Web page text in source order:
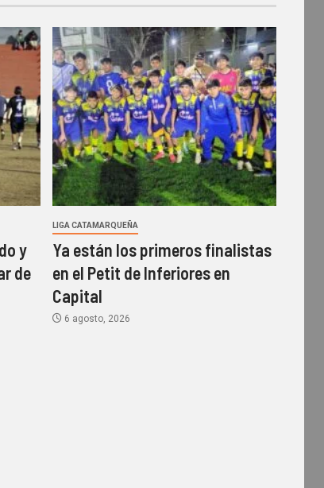
y
de
LIGA CATAMARQUEÑA
Ya están los primeros finalistas
en el Petit de Inferiores en
Capital
6 agosto, 2026